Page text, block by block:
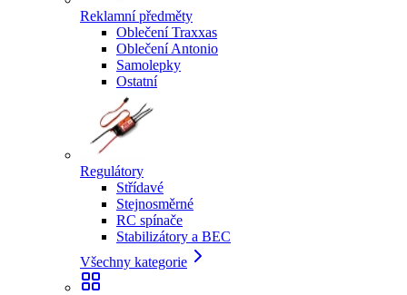
Reklamní předměty
Oblečení Traxxas
Oblečení Antonio
Samolepky
Ostatní
Regulátory
Střídavé
Stejnosměrné
RC spínače
Stabilizátory a BEC
Všechny kategorie